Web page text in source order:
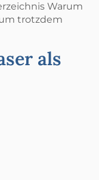
Warum
trotzdem
als